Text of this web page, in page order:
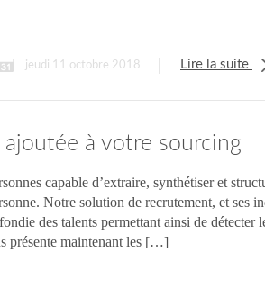
jeudi 11 octobre 2018 Lire la suite
à votre sourcing
capable d’extraire, synthétiser et
Notre solution de recrutement, et ses
des talents permettant ainsi de détecter
présente maintenant les […]